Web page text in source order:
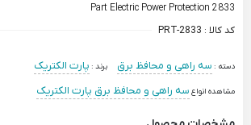
Part Electric Power Protection 2833
کد کالا : PRT-2833
دسته : سه راهی و محافظ برق برند : پارت الکتریک
مشاهده انواع سه راهی و محافظ برق پارت الکتریک